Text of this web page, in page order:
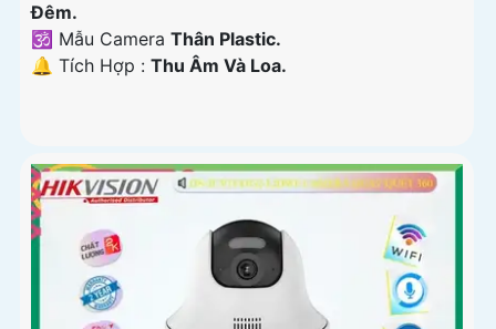
Ðêm.
🕉️ Mẫu Camera Thân Plastic.
️🔔 Tích Hợp : Thu Âm Và Loa.